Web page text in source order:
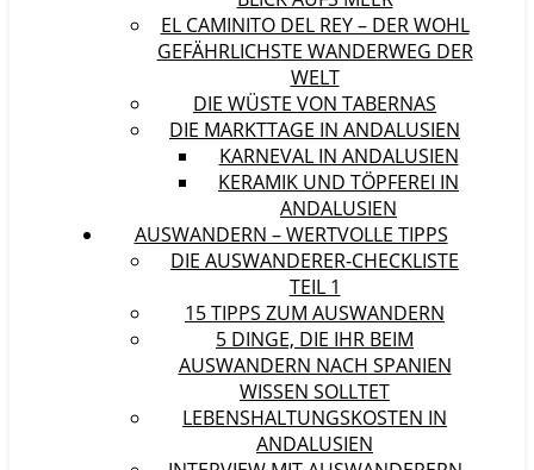
EL CAMINITO DEL REY – DER WOHL
GEFÄHRLICHSTE WANDERWEG DER
WELT
DIE WÜSTE VON TABERNAS
DIE MARKTTAGE IN ANDALUSIEN
KARNEVAL IN ANDALUSIEN
KERAMIK UND TÖPFEREI IN
ANDALUSIEN
AUSWANDERN – WERTVOLLE TIPPS
DIE AUSWANDERER-CHECKLISTE
TEIL 1
15 TIPPS ZUM AUSWANDERN
5 DINGE, DIE IHR BEIM
AUSWANDERN NACH SPANIEN
WISSEN SOLLTET
LEBENSHALTUNGSKOSTEN IN
ANDALUSIEN